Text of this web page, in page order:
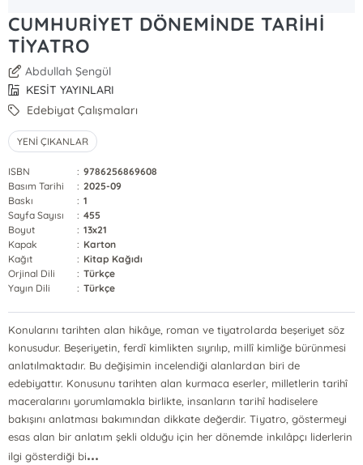
CUMHURİYET DÖNEMİNDE TARİHİ
TİYATRO
Abdullah Şengül
KESİT YAYINLARI
Edebiyat Çalışmaları
YENİ ÇIKANLAR
ISBN : 9786256869608
Basım Tarihi
: 2025-09
Baskı
: 1
Sayfa Sayısı
: 455
Boyut
: 13x21
Kapak
: Karton
Kağıt
: Kitap Kağıdı
Orjinal Dili
: Türkçe
Yayın Dili
: Türkçe
Konularını tarihten alan hikâye, roman ve tiyatrolarda beşeriyet söz
konusudur. Beşeriyetin, ferdî kimlikten sıyrılıp, millî kimliğe bürünmesi
anlatılmaktadır. Bu değişimin incelendiği alanlardan biri de
edebiyattır. Konusunu tarihten alan kurmaca eserler, milletlerin tarihî
maceralarını yorumlamakla birlikte, insanların tarihî hadiselere
bakışını anlatması bakımından dikkate değerdir. Tiyatro, göstermeyi
esas alan bir anlatım şekli olduğu için her dönemde inkılâpçı liderlerin
ilgi gösterdiği bi...